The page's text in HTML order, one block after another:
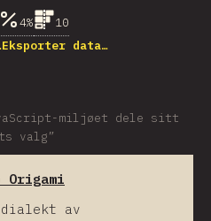
4%
10
Eksporter data…
miljøet dele sitt
valg”
Origami
av